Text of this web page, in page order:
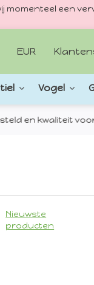
een
EUR
Vogel
en kwaliteit voorop.
Nieuwste
producten